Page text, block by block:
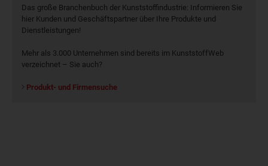
Das große Branchenbuch der Kunststoffindustrie: Informieren Sie
hier Kunden und Geschäftspartner über Ihre Produkte und
Dienstleistungen!
Mehr als 3.000 Unternehmen sind bereits im KunststoffWeb
verzeichnet – Sie auch?
Produkt- und Firmensuche